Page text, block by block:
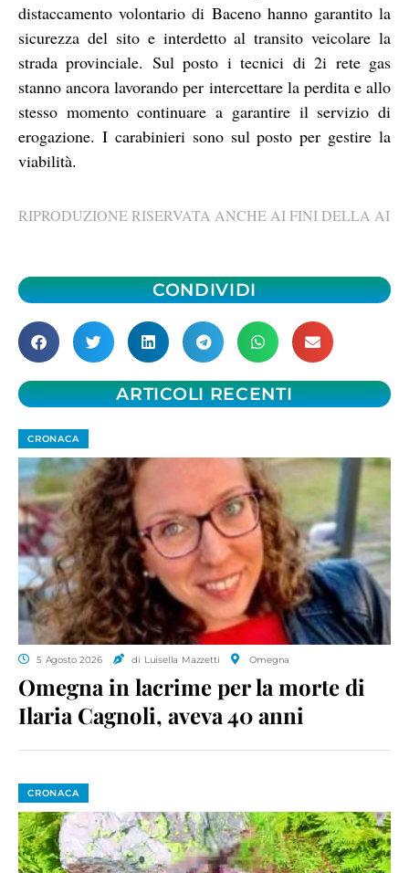
distaccamento volontario di Baceno hanno garantito la
sicurezza del sito e interdetto al transito veicolare la
strada provinciale. Sul posto i tecnici di 2i rete gas
stanno ancora lavorando per intercettare la perdita e allo
stesso momento continuare a garantire il servizio di
erogazione. I carabinieri sono sul posto per gestire la
viabilità.
RIPRODUZIONE RISERVATA ANCHE AI FINI DELLA AI
CONDIVIDI
ARTICOLI RECENTI
CRONACA
5 Agosto 2026 di Luisella Mazzetti Omegna
Omegna in lacrime per la morte di
Ilaria Cagnoli, aveva 40 anni
CRONACA